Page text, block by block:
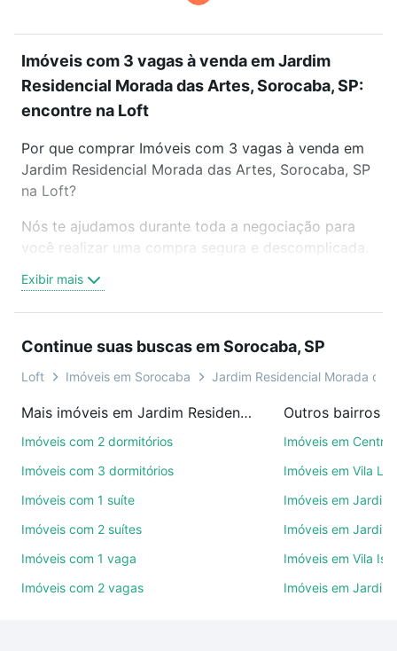
Imóveis com 3 vagas à venda em Jardim
Residencial Morada das Artes, Sorocaba, SP:
encontre na Loft
Por que comprar Imóveis com 3 vagas à venda em
Jardim Residencial Morada das Artes, Sorocaba, SP
na Loft?
Nós te ajudamos durante toda a negociação para
você realizar uma compra segura e descomplicada.
trabalho e do metrô, aqui você vai encontrar a
oferta ideal de Imóveis com 3 vagas à venda em
para conquistar seu sonho. Agende uma visita
presencial ou por videochamada, é grátis, sem
mil corretores e imobiliárias te ajudando na compra,
venda ou troca de imóveis.
Como escolher um imóvel?
Use barra de busca no topo para pesquisar por
ruas, bairros e até condomínios favoritos. Você
também pode usar os filtros como quantidade de
combinar perfeitamente com o preço, metragem e
Exibir mais
Continue suas buscas em Sorocaba, SP
Loft Imóveis em Sorocaba Jardim Residencial Morada das
Mais imóveis em Jardim Residencial Morada das Artes
Imóveis com 2 dormitórios
Imóveis com 3 dormitórios
Imóveis com 1 suíte
Imóveis com 2 suítes
Imóveis com 1 vaga
Imóveis com 2 vagas
Outros bairros
Imóveis em Centro
Imóveis em Vila
Imóveis em Jardim
Imóveis em Jardim
Imóveis em Vila
Imóveis em Jardim